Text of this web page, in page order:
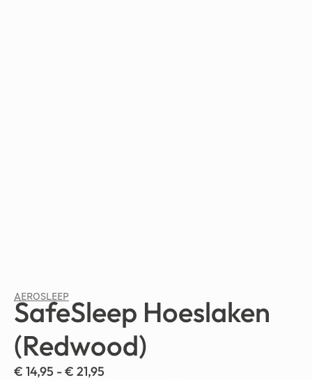
AEROSLEEP
SafeSleep Hoeslaken
(Redwood)
€ 14,95 -€ 21,95